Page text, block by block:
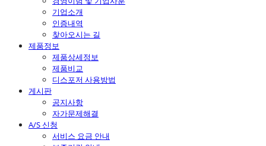
기업소개
인증내역
찾아오시는 길
제품정보
제품상세정보
제품비교
디스포저 사용방법
게시판
공지사항
자가문제해결
A/S 신청
서비스 요금 안내